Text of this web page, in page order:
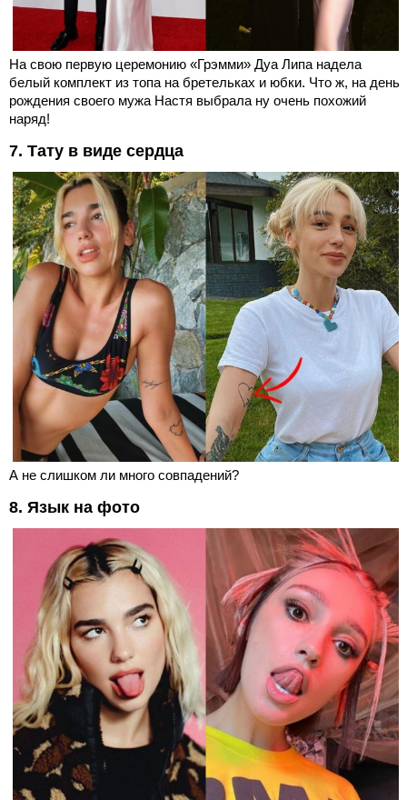
На свою первую церемонию «Грэмми» Дуа Липа надела
белый комплект из топа на бретельках и юбки. Что ж, на день
рождения своего мужа Настя выбрала ну очень похожий
наряд!
7. Тату в виде сердца
А не слишком ли много совпадений?
8. Язык на фото